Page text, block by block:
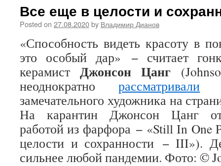
Все еще в целости и
Posted on 27.08.2020by Владимир Дианов
«Способность видеть красоту в
это особый дар» − считает
керамистДжонсон Цанг
неоднократнорассматривали
замечательного художника на
На карантин Джонсон Цанг
работой из фарфора − «Still In One
целости и сохранности − III»).
сильнее любой пандемии. Фото: ©